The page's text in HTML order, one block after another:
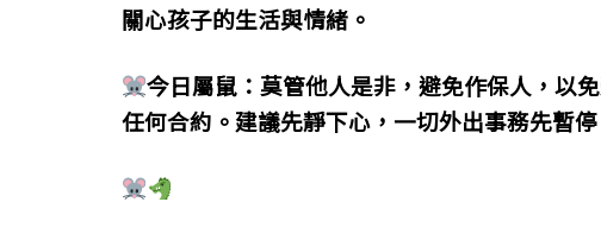
關心孩子的生活與情緒。
今日屬鼠：莫管他人是非，避免作保人，以
任何合約。建議先靜下心，一切外出事務先暫停